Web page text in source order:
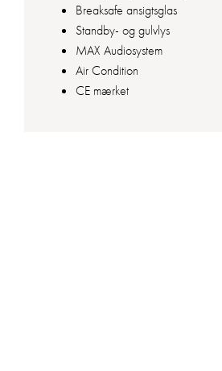
Breaksafe ansigtsglas
Standby- og gulvlys
MAX Audiosystem
Air Condition
CE mærket